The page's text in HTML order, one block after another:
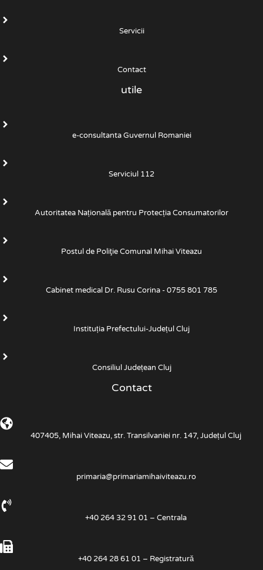
Servicii
Contact
utile
e-consultanta Guvernul Romaniei
Serviciul 112
Autoritatea Națională pentru Protecția Consumatorilor
Postul de Poliţie Comunal Mihai Viteazu
Cabinet medical Dr. Rusu Corina - 0755 801 785
Instituția Prefectului-Județul Cluj
Consiliul Județean Cluj
Contact
407405, Mihai Viteazu, str. Transilvaniei nr. 147, Județul Cluj
primaria@primariamihaiviteazu.ro
+40 264 32 91 01 – Centrala
+40 264 28 61 01 – Registratură